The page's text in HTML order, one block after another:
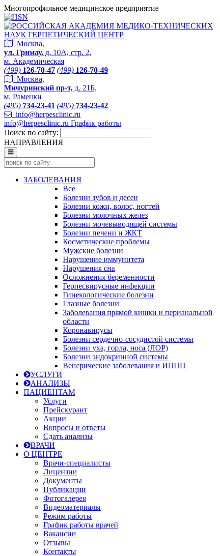
Многопрофильное медицинское предприятие
Москва,
ул. Гримау, д. 10А, стр. 2,
м. Академическая
(499) 126-70-47 (499) 126-70-49
Москва,
Мичуринский пр-т, д. 21Б,
м. Раменки
(495) 734-23-41 (495) 734-23-42
info@herpesclinic.ru
info@herpesclinic.ru График работы
Поиск по сайту:
НАПРАВЛЕНИЯ
ЗАБОЛЕВАНИЯ
Все
Болезни зубов и десен
Болезни кожи, волос, ногтей
Болезни молочных желез
Болезни мочевыводящей системы
Болезни печени и ЖКТ
Косметические проблемы
Мужские болезни
Нарушение иммунитета
Нарушения сна
Осложнения беременности
Герпесвирусные инфекции
Гинекологические болезни
Глазные болезни
Заболевания прямой кишки и перианальной
области
Коронавирусы
Болезни сердечно-сосудистой системы
Болезни уха, горла, носа (ЛОР)
Болезни эндокринной системы
Венерические заболевания и ИППП
УСЛУГИ
АНАЛИЗЫ
ПАЦИЕНТАМ
Услуги
Прейскурант
Акции
Вопросы и ответы
Сдать анализы
ВРАЧИ
О ЦЕНТРЕ
Врачи-специалисты
Лицензии
Документы
Публикации
Фотогалерея
Видеоматериалы
Режим работы
График работы врачей
Вакансии
Отзывы
Контакты